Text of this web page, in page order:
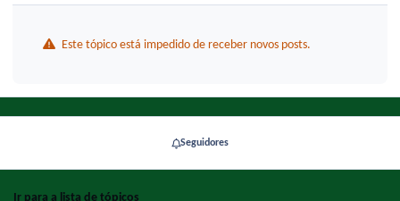
Este tópico está impedido de receber novos posts.
Seguidores
Ir para a lista de tópicos